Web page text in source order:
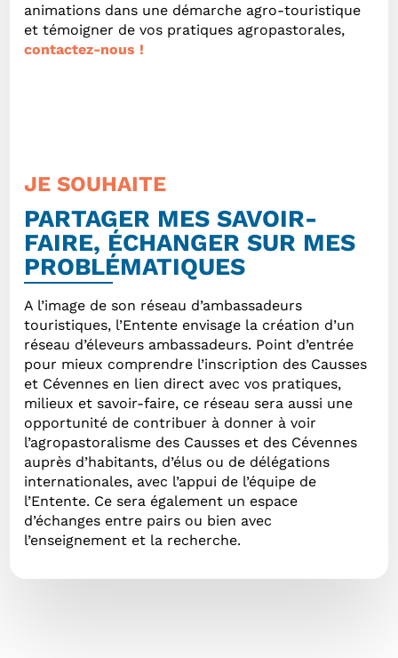
animations dans une démarche agro-touristique
et témoigner de vos pratiques agropastorales,
contactez-nous !
JE SOUHAITE
PARTAGER MES SAVOIR-
FAIRE, ÉCHANGER SUR MES
PROBLÉMATIQUES
A l’image de son réseau d’ambassadeurs
touristiques, l’Entente envisage la création d’un
réseau d’éleveurs ambassadeurs. Point d’entrée
pour mieux comprendre l’inscription des Causses
et Cévennes en lien direct avec vos pratiques,
milieux et savoir-faire, ce réseau sera aussi une
opportunité de contribuer à donner à voir
l’agropastoralisme des Causses et des Cévennes
auprès d’habitants, d’élus ou de délégations
internationales, avec l’appui de l’équipe de
l’Entente. Ce sera également un espace
d’échanges entre pairs ou bien avec
l’enseignement et la recherche.